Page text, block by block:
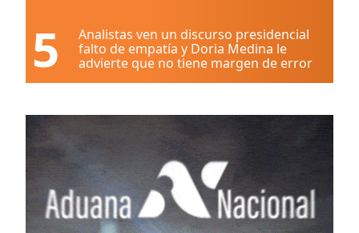
5
Analistas ven un discurso presidencial
falto de empatía y Doria Medina le
advierte que no tiene margen de error